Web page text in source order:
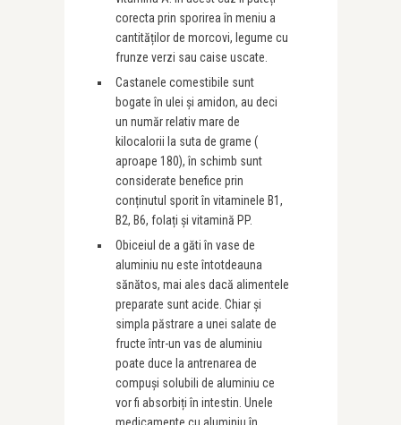
corecta prin sporirea în meniu a
cantităților de morcovi, legume cu
frunze verzi sau caise uscate.
Castanele comestibile sunt
bogate în ulei și amidon, au deci
un număr relativ mare de
kilocalorii la suta de grame (
aproape 180), în schimb sunt
considerate benefice prin
conținutul sporit în vitaminele B1,
B2, B6, folați și vitamină PP.
Obiceiul de a găti în vase de
aluminiu nu este întotdeauna
sănătos, mai ales dacă alimentele
preparate sunt acide. Chiar și
simpla păstrare a unei salate de
fructe într-un vas de aluminiu
poate duce la antrenarea de
compuși solubili de aluminiu ce
vor fi absorbiți în intestin. Unele
medicamente cu aluminiu în